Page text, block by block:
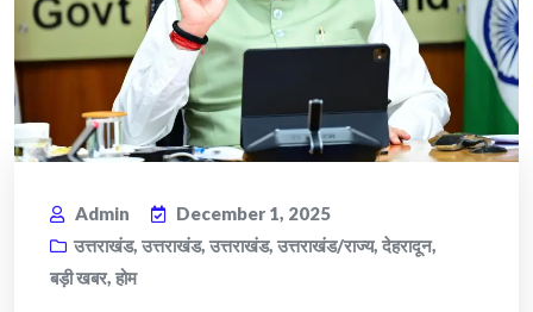
Admin
December 1, 2025
उत्तराखंड, उत्तराखंड, उत्तराखंड, उत्तराखंड/राज्य, देहरादून,
बड़ी खबर, होम